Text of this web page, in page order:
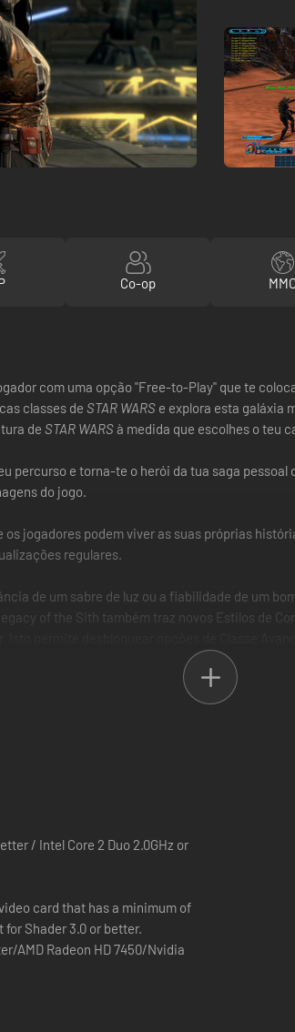
Co-op
com uma opção "Free-to-Play" que te
classes de STAR WARS e explora esta galáxia
de STAR WARSà medida que escolhes o teu
percurso e torna-te o herói da tua saga pessoal
do jogo.
os jogadores podem viver as suas próprias
regulares.
de um sabre de luz ou a fiabilidade de um
of the Sith também traz novos Estilos de
empunha uma Espingarda de Atirador, ou um
por membro da Ordem dos Jedi.
desafiantes batalhas contra bosses
Starfighter!
/ Intel Core 2 Duo 2.0GHz or
card that has a minimum of
for Shader 3.0 or better.
AMD Radeon HD 7450/Nvidia